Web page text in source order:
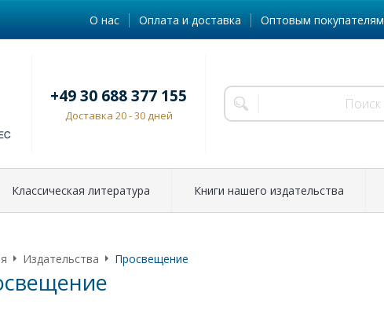
О нас Оплата и доставка Оптовым покупателям
+49 30 688 377 155
Доставка 20 - 30 дней
Классическая литература Книги нашего издательства
Издательства Просвещение